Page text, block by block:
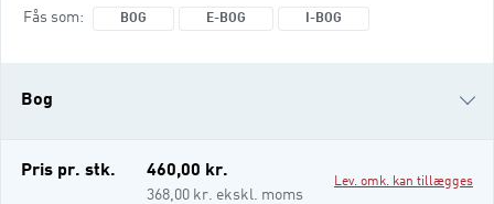
kreative og ansvarlige for at løse p
Fås som BOG E-BOG I-BOG
Bog
e-bog
Pris pr. stk. 460,00 kr.
368,00 kr. ekskl. moms
Lev. omk. kan tillægges